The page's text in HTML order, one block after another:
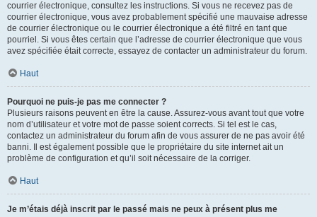
courrier électronique, consultez les instructions. Si vous ne recevez pas de
courrier électronique, vous avez probablement spécifié une mauvaise adresse
de courrier électronique ou le courrier électronique a été filtré en tant que
pourriel. Si vous êtes certain que l’adresse de courrier électronique que vous
avez spécifiée était correcte, essayez de contacter un administrateur du forum.
Haut
Pourquoi ne puis-je pas me connecter ?
Plusieurs raisons peuvent en être la cause. Assurez-vous avant tout que votre
nom d’utilisateur et votre mot de passe soient corrects. Si tel est le cas,
contactez un administrateur du forum afin de vous assurer de ne pas avoir été
banni. Il est également possible que le propriétaire du site internet ait un
problème de configuration et qu’il soit nécessaire de la corriger.
Haut
Je m’étais déjà inscrit par le passé mais ne peux à présent plus me